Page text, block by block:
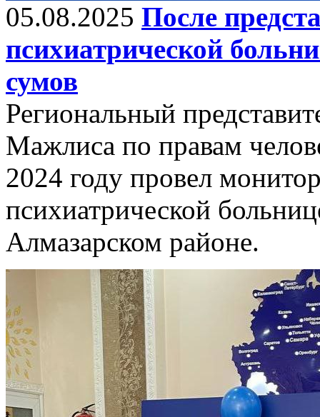
05.08.2025 После
психиатрической
сумов
Региональный
Мажлиса по правам
2024 году провел
психиатрической
Алмазарском районе.